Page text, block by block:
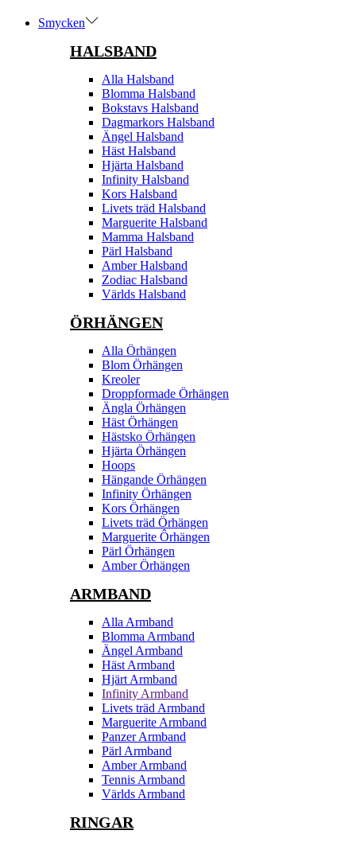
Smycken
HALSBAND
Alla Halsband
Blomma Halsband
Bokstavs Halsband
Dagmarkors Halsband
Ängel Halsband
Häst Halsband
Hjärta Halsband
Infinity Halsband
Kors Halsband
Livets träd Halsband
Marguerite Halsband
Mamma Halsband
Pärl Halsband
Amber Halsband
Zodiac Halsband
Världs Halsband
ÖRHÄNGEN
Alla Örhängen
Blom Örhängen
Kreoler
Droppformade Örhängen
Ängla Örhängen
Häst Örhängen
Hästsko Örhängen
Hjärta Örhängen
Hoops
Hängande Örhängen
Infinity Örhängen
Kors Örhängen
Livets träd Örhängen
Marguerite Ôrhängen
Pärl Örhängen
Amber Örhängen
ARMBAND
Alla Armband
Blomma Armband
Ängel Armband
Häst Armband
Hjärt Armband
Infinity Armband
Livets träd Armband
Marguerite Armband
Panzer Armband
Pärl Armband
Amber Armband
Tennis Armband
Världs Armband
RINGAR